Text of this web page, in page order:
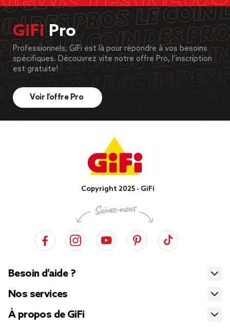
GiFiPro
Professionnels, GiFi est là pour répondre à vos besoins
spécifiques. Découvrez vite notre offre Pro, l’inscription
est gratuite!
Voir l’offre Pro
Copyright 2025 - GiFi
Besoin d’aide ?
Nos services
À propos de GiFi